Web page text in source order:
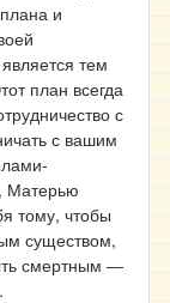
и
тем
план всегда
с
с вашим
Матерью
тому, чтобы
существом,
смертным ―